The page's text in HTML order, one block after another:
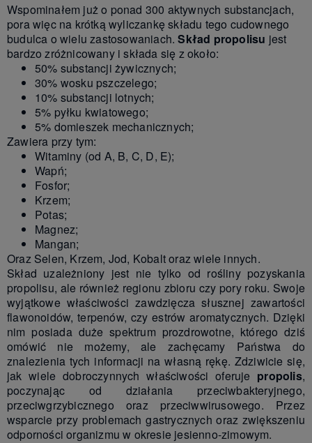
Wspominałem już o ponad 300 aktywnych substancjach,
pora więc na krótką wyliczankę składu tego cudownego
budulca o wielu zastosowaniach. Skład propolisu jest
bardzo zróżnicowany i składa się z około:
50% substancji żywicznych;
30% wosku pszczelego;
10% substancji lotnych;
5% pyłku kwiatowego;
5% domieszek mechanicznych;
Zawiera przy tym:
Witaminy (od A, B, C, D, E);
Wapń;
Fosfor;
Krzem;
Potas;
Magnez;
Mangan;
Oraz Selen, Krzem, Jod, Kobalt oraz wiele innych.
Skład uzależniony jest nie tylko od rośliny pozyskania
propolisu, ale również regionu zbioru czy pory roku. Swoje
wyjątkowe właściwości zawdzięcza słusznej zawartości
flawonoidów, terpenów, czy estrów aromatycznych. Dzięki
nim posiada duże spektrum prozdrowotne, którego dziś
omówić nie możemy, ale zachęcamy Państwa do
znalezienia tych informacji na własną rękę. Zdziwicie się,
jak wiele dobroczynnych właściwości oferuje propolis,
poczynając od działania przeciwbakteryjnego,
przeciwgrzybicznego oraz przeciwwirusowego. Przez
wsparcie przy problemach gastrycznych oraz zwiększeniu
odporności organizmu w okresie jesienno-zimowym.